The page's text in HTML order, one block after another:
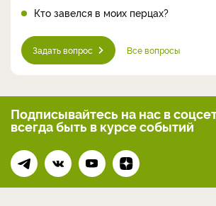
Кто завелся в моих перцах?
Задать вопрос Все вопросы
Подписывайтесь на нас в
всегдабыть в курсе событий